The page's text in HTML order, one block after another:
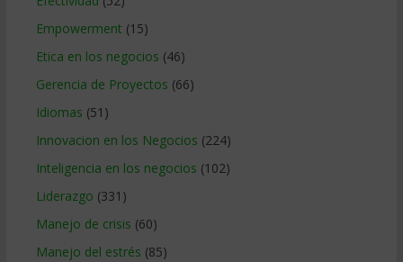
Empowerment (15)
Etica en los negocios (46)
Gerencia de Proyectos (66)
Idiomas (51)
Innovacion en los Negocios (224)
Inteligencia en los negocios (102)
Liderazgo (331)
Manejo de crisis (60)
Manejo del estrés (85)